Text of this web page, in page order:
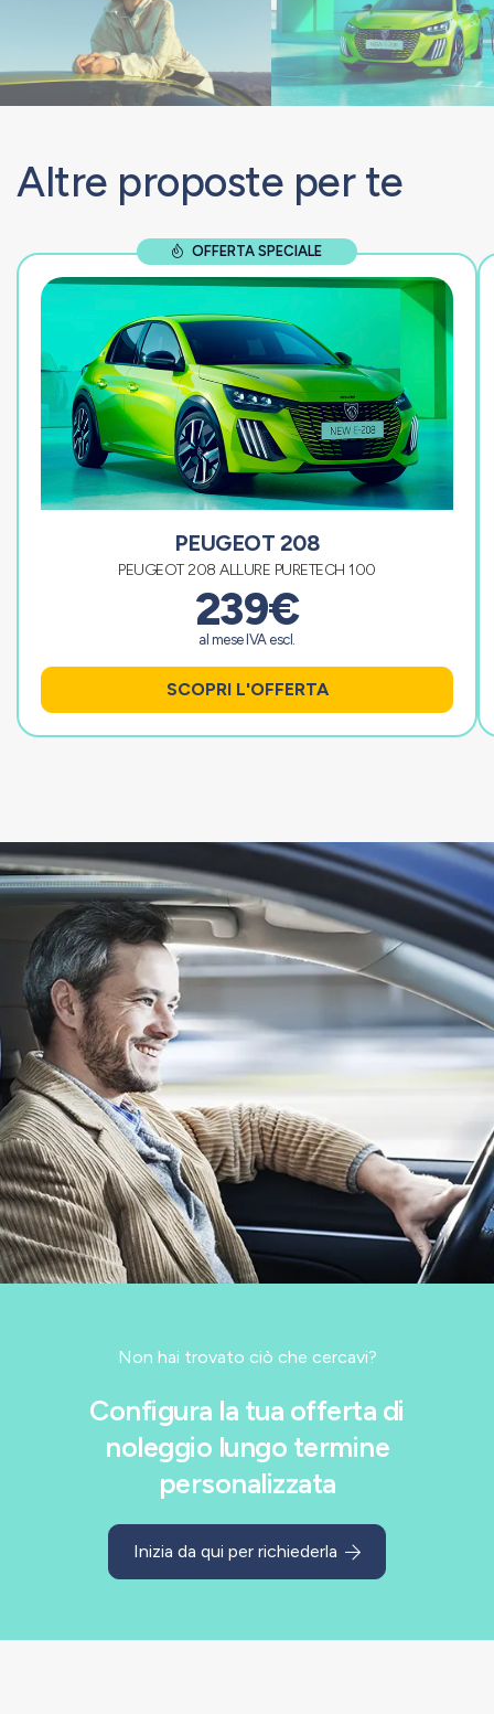
Altre proposte per te
OFFERTA SPECIALE
PEUGEOT 208
PEUGEOT 208 ALLURE PURETECH 100
239€
al mese IVA escl.
SCOPRI L'OFFERTA
Non hai trovato ciò che cercavi?
Configura la tua offerta di
noleggio lungo termine
personalizzata
Inizia da qui per richiederla